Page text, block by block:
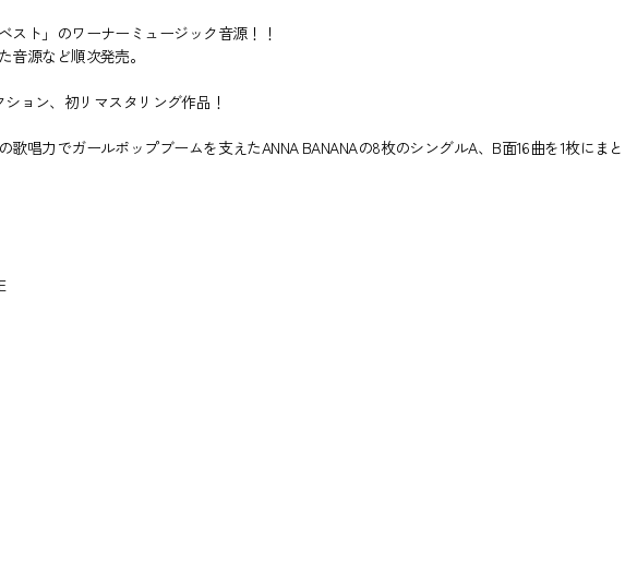
ト」のワーナーミュージック音源！！
源など順次発売。
ョン、初リマスタリング作品！
歌唱力でガールポップブームを支えたANNA BANANAの8枚のシングルA、B面16曲を1枚にま